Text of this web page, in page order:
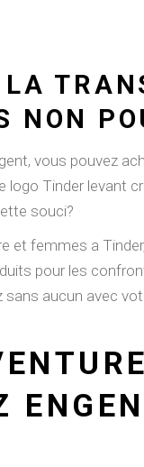
NON
vous pouvez
logo Tinder levant
souci?
et femmes a
pour les
sans aucun avec